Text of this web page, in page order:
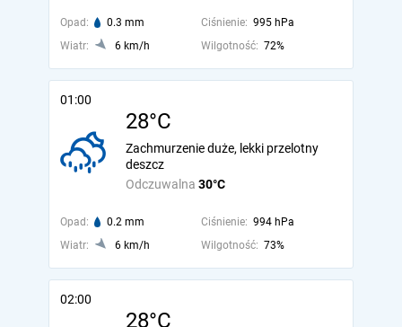
Opad: 0.3 mm Ciśnienie: 995 hPa
Wiatr:
6 km/h Wilgotność: 72%
01:00
28°C
Odczuwalna 30°C
Zachmurzenie duże, lekki przelotny
deszcz
Opad: 0.2 mm Ciśnienie: 994 hPa
Wiatr:
6 km/h Wilgotność: 73%
02:00
28°C